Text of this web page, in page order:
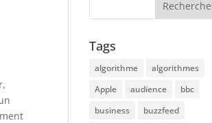
Tags
algorithme
algorithmes
Apple
audience
bbc
business
buzzfeed